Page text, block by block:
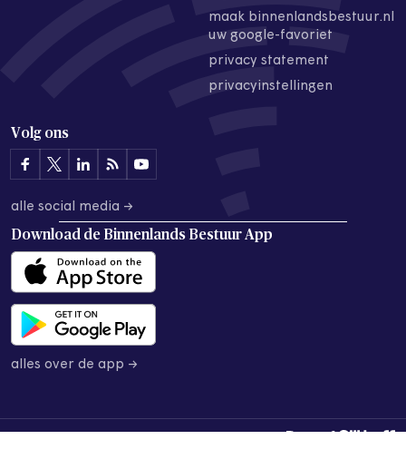
maak binnenlandsbestuur.nl
uw google-favoriet
privacy statement
privacyinstellingen
Volg ons
alle social media →
Download de Binnenlands Bestuur App
alles over de app →